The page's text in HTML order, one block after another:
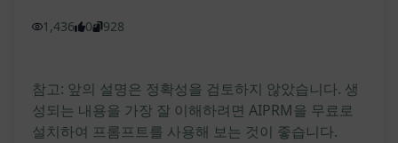
1,436 0 928
참고: 앞의 설명은 정확성을 검토하지 않았습니다. 생
성되는 내용을 가장 잘 이해하려면 AIPRM을 무료로
설치하여 프롬프트를 사용해 보는 것이 좋습니다.